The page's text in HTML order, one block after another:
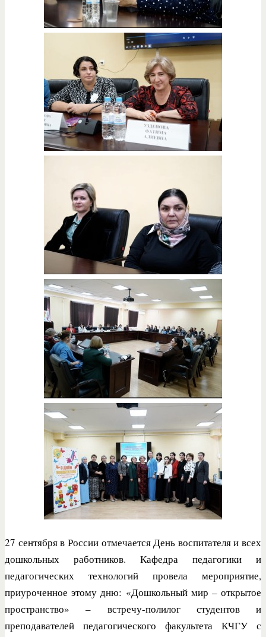
27 сентября в России отмечается День воспитателя и всех
дошкольных работников. Кафедра педагогики и
педагогических технологий провела мероприятие,
приуроченное этому дню: «Дошкольный мир – открытое
пространство» – встречу-полилог студентов и
преподавателей педагогического факультета КЧГУ с